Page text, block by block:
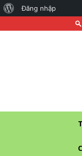
About
Đăng nhập